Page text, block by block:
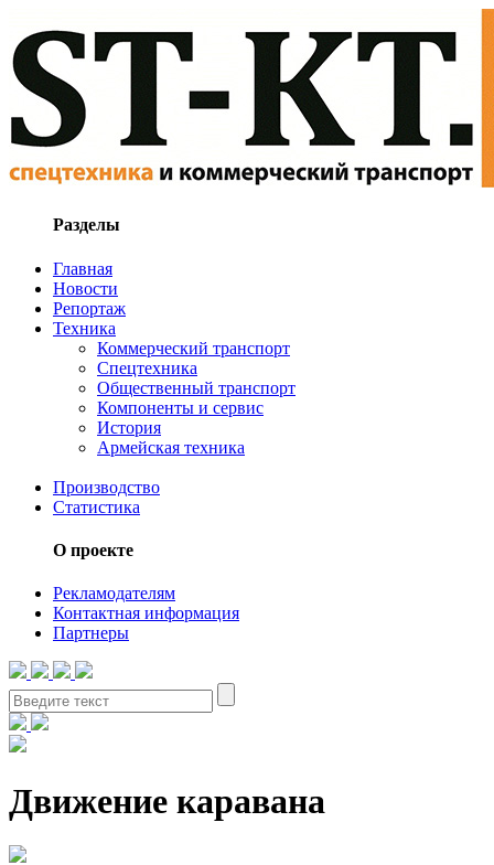
Разделы
Главная
Новости
Репортаж
Техника
Коммерческий транспорт
Спецтехника
Общественный транспорт
Компоненты и сервис
История
Армейская техника
Производство
Статистика
О проекте
Рекламодателям
Контактная информация
Партнеры
Движение каравана